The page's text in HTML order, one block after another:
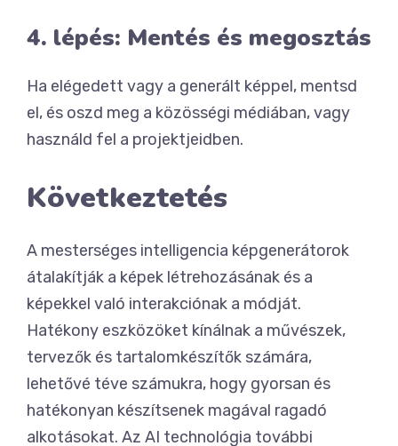
4. lépés: Mentés és megosztás
Ha elégedett vagy a generált képpel, mentsd
el, és oszd meg a közösségi médiában, vagy
használd fel a projektjeidben.
Következtetés
A mesterséges intelligencia képgenerátorok
átalakítják a képek létrehozásának és a
képekkel való interakciónak a módját.
Hatékony eszközöket kínálnak a művészek,
tervezők és tartalomkészítők számára,
lehetővé téve számukra, hogy gyorsan és
hatékonyan készítsenek magával ragadó
alkotásokat. Az AI technológia további